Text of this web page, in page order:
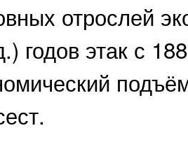
отрослей
годов этак с